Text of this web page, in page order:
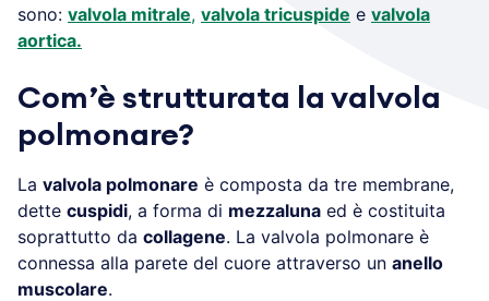
sono: valvola mitrale, valvola tricuspide e valvola
aortica.
Com’è strutturata la valvola
polmonare?
La valvola polmonare è composta da tre membrane,
dette cuspidi, a forma di mezzaluna ed è costituita
soprattutto da collagene. La valvola polmonare è
connessa alla parete del cuore attraverso un anello
muscolare.